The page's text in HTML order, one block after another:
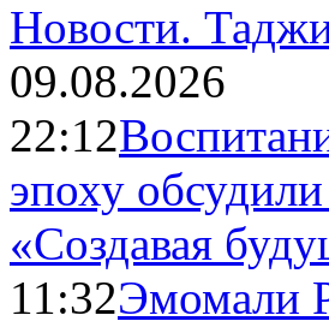
Новости.
09.08.2026
22:12
эпоху
«Создавая
11:32Эмомали